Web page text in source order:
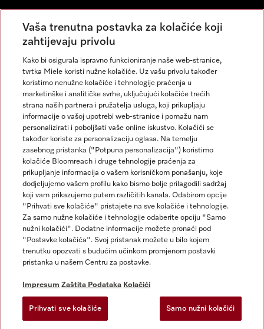
Newsletter
Impresum
Opći uvjeti
Zaštita podataka
Uvjeti Korištenja
Izjava o pristupačnosti
Zakon o digitalnim uslugama
Postavke kolačića
Miele na Instagramu
Miele na Facebooku
Vaša trenutna postavka za kolačiće koji
zahtijevaju privolu
Kako bi osigurala ispravno funkcioniranje naše web-stranice,
tvrtka Miele koristi nužne kolačiće. Uz vašu privolu također
koristimo nenužne kolačiće i tehnologije praćenja u
marketinške i analitičke svrhe, uključujući kolačiće trećih
strana naših partnera i pružatelja usluga, koji prikupljaju
informacije o vašoj upotrebi web-stranice i pomažu nam
personalizirati i poboljšati vaše online iskustvo. Kolačići se
također koriste za personalizaciju oglasa. Na temelju
zasebnog pristanka ("Potpuna personalizacija") koristimo
kolačiće Bloomreach i druge tehnologije praćenja za
prikupljanje informacija o vašem korisničkom ponašanju, koje
dodjeljujemo vašem profilu kako bismo bolje prilagodili sadržaj
koji vam prikazujemo putem različitih kanala. Odabirom opcije
"Prihvati sve kolačiće" pristajete na sve kolačiće i tehnologije.
Za samo nužne kolačiće i tehnologije odaberite opciju "Samo
nužni kolačići". Dodatne informacije možete pronaći pod
"Postavke kolačića". Svoj pristanak možete u bilo kojem
trenutku opozvati s budućim učinkom promjenom postavki
pristanka u našem Centru za postavke.
Impresum Zaštita Podataka Kolačići
Prihvati sve kolačiće Samo nužni kolačići